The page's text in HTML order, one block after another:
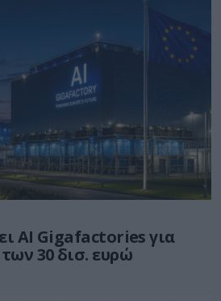
AI Gigafactories για
30 δισ. ευρώ